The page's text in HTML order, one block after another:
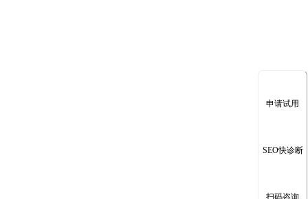
申请试用
SEO快诊断
扫码咨询